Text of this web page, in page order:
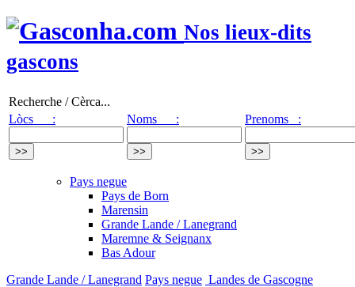
Nos lieux-dits
gascons
Recherche / Cèrca...
Lòcs :
Noms : Prenoms :
Pays negue
Pays de Born
Marensin
Grande Lande / Lanegrand
Maremne & Seignanx
Bas Adour
Grande Lande / Lanegrand Pays negue Landes de Gascogne